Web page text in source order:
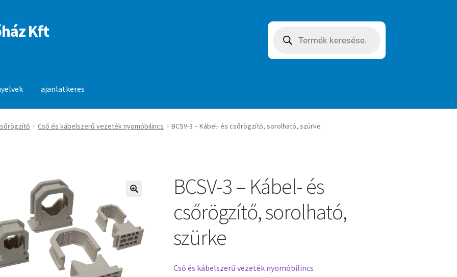
Kft search
ajanlatkeres
Cső és kábelszerű vezeték nyomóbilincs BCSV-3 – Kábel- és csőrögzítő, sorolható, szürke
BCSV-3 – Kábel- és
csőrögzítő, sorolható,
szürke
Cső és kábelszerű vezeték nyomóbilincs